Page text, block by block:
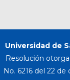
Universidad de
Resolución
No. 6216 del 22